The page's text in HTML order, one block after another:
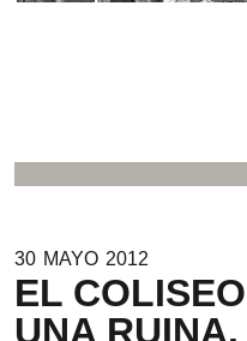
30 MAYO 2012
EL
UNA